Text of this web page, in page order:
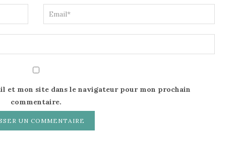
et mon site dans le navigateur pour mon prochain
commentaire.